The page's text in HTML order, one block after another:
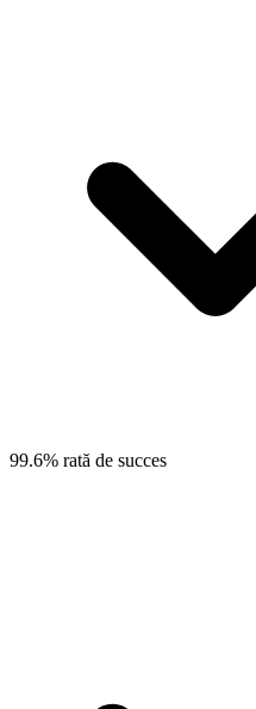
99.6% rată de succes